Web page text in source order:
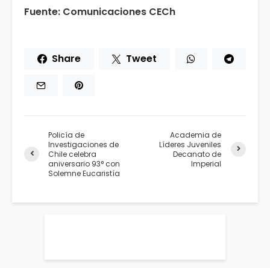
Fuente: Comunicaciones CECh
Share Tweet
Policía de
Investigaciones de
Chile celebra
aniversario 93° con
Solemne Eucaristía
Academia de
Líderes Juveniles
Decanato de
Imperial